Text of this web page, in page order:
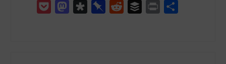
Pocket MastodonDiasporaPinboardReddit Buffer Print